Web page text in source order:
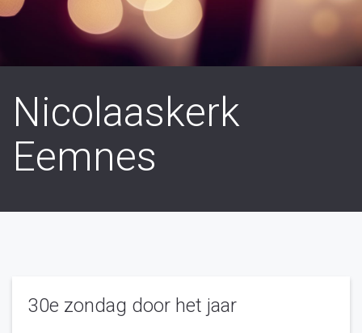
Nicolaaskerk
Eemnes
30e zondag door het jaar